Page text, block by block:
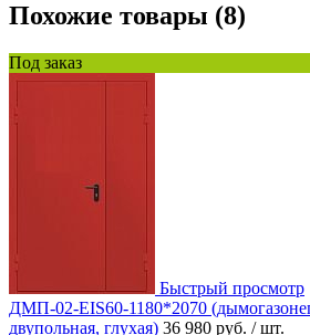
Похожие товары (8)
Под заказ
Быстрый просмотр
ДМП-02-EIS60-1180*2070
двупольная, глухая) 36 980 руб. / шт.